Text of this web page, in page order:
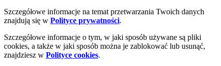
Szczegółowe informacje na temat przetwarzania Twoich danych
znajdują się w Polityce prywatności.
Szczegółowe informacje o tym, w jaki sposób używane są pliki
cookies, a także w jaki sposób można je zablokować lub usunąć,
znajdziesz w Polityce cookies.